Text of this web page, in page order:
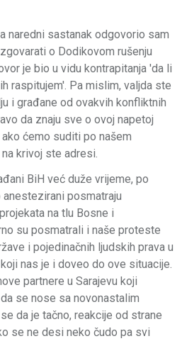
naredni sastanak odgovorio sam
o Dodikovom rušenju
je bio u vidu kontrapitanja 'da li
raspitujem'. Pa mislim, valjda ste
i građane od ovakvih konfliktnih
da znaju sve o ovoj napetoj
ćemo suditi po našem
krivoj ste adresi.
BiH već duže vrijeme, po
anestezirani posmatraju
na tlu Bosne i
su posmatrali i naše proteste
i pojedinačnih ljudskih prava u
nas je i doveo do ove situacije.
partnere u Sarajevu koji
se nose sa novonastalim
da je tačno, reakcije od strane
se ne desi neko čudo pa svi